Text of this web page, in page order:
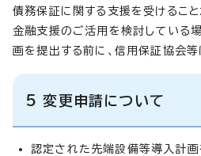
債務保証に関する支援を受けること
金融支援のご活用を検討している
画を提出する前に、信用保証協会等
5 変更申請について
認定された先端設備等導入計画